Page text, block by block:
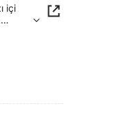
içi